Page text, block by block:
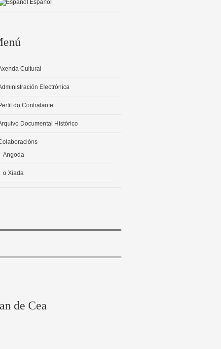
Español
Cultural
Electrónica
do Contratante
Documental Histórico
Angoda
o Xiada
de Cea